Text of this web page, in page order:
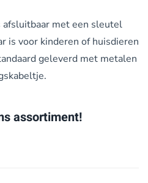
met een sleutel
is voor kinderen of huisdieren
geleverd met metalen
assortiment!